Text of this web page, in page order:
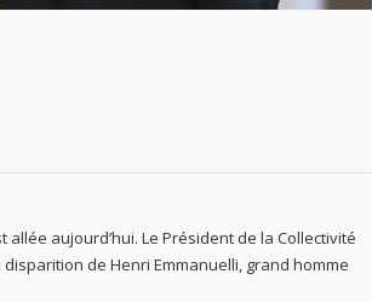
allée aujourd’hui. Le Président de la Collectivité
de Henri Emmanuelli, grand homme